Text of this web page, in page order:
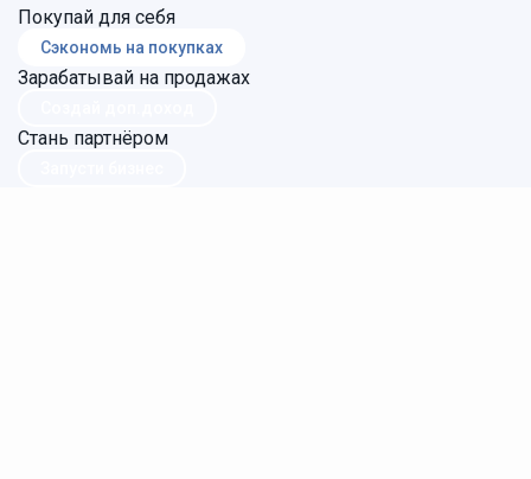
Покупай для себя
Сэкономь на покупках
Зарабатывай на продажах
Стань партнёром